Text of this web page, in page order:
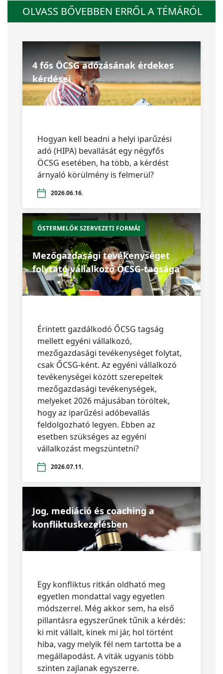
OLVASS BŐVEBBEN ERRŐL A TÉMÁRÓL
4 fős ÖCSG adózásának érdekes
kérdései
Hogyan kell beadni a helyi iparűzési
adó (HIPA) bevallását egy négyfős
ÖCSG esetében, ha több, a kérdést
árnyaló körülmény is felmerül?
2026.06.16.
ŐSTERMELŐK SZERVEZETI FORMÁI
Mezőgazdasági tevékenységet
folytató vállalkozó ÖCSG-tagsága
Érintett gazdálkodó ŐCSG tagság
mellett egyéni vállalkozó,
mezőgazdasági tevékenységet folytat,
csak ŐCSG-ként. Az egyéni vállalkozó
tevékenységei között szerepeltek
mezőgazdasági tevékenységek,
melyeket 2026 májusában töröltek,
hogy az iparűzési adóbevallás
feldolgozható legyen. Ebben az
esetben szükséges az egyéni
vállalkozást megszüntetni?
2026.07.11.
Jog, mediáció és coaching a
konfliktuskezelésben
Egy konfliktus ritkán oldható meg
egyetlen mondattal vagy egyetlen
módszerrel. Még akkor sem, ha első
pillantásra egyszerűnek tűnik a kérdés:
ki mit vállalt, kinek mi jár, hol történt
hiba, vagy melyik fél nem tartotta be a
megállapodást. A viták ugyanis több
szinten zajlanak egyszerre.